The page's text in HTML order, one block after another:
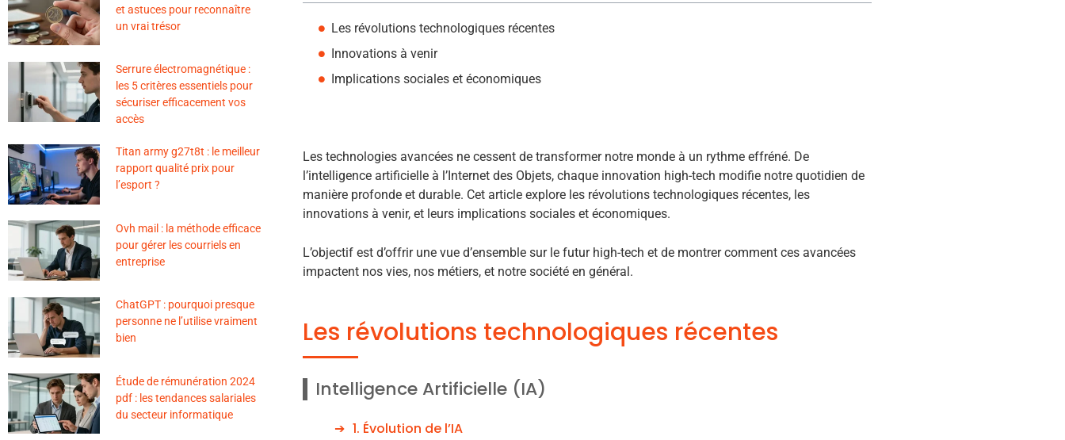
et astuces pour reconnaître
un vrai trésor
Serrure électromagnétique :
les 5 critères essentiels pour
sécuriser efficacement vos
accès
Titan army g27t8t : le meilleur
rapport qualité prix pour
l’esport ?
Ovh mail : la méthode efficace
pour gérer les courriels en
entreprise
ChatGPT : pourquoi presque
personne ne l’utilise vraiment
bien
Étude de rémunération 2024
pdf : les tendances salariales
du secteur informatique
Les révolutions technologiques récentes
Innovations à venir
Implications sociales et économiques
Les technologies avancées ne cessent de transformer notre monde à un rythme effréné. De
l’intelligence artificielle à l’Internet des Objets, chaque innovation high-tech modifie notre quotidien de
manière profonde et durable. Cet article explore les révolutions technologiques récentes, les
innovations à venir, et leurs implications sociales et économiques.
L’objectif est d’offrir une vue d’ensemble sur le futur high-tech et de montrer comment ces avancées
impactent nos vies, nos métiers, et notre société en général.
Les révolutions technologiques récentes
Intelligence Artificielle (IA)
1. Évolution de l’IA